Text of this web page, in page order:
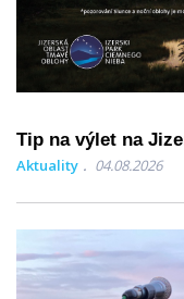
Tip na výlet na
Aktuality 04.08.2026